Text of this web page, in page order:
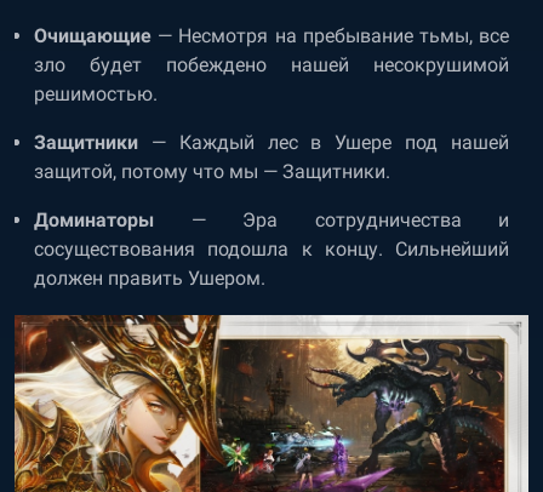
Очищающие — Несмотря на пребывание тьмы, все
зло будет побеждено нашей несокрушимой
решимостью.
Защитники — Каждый лес в Ушере под нашей
защитой, потому что мы — Защитники.
Доминаторы — Эра сотрудничества и
сосуществования подошла к концу. Сильнейший
должен править Ушером.